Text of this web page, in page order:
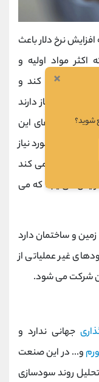
نرخ دلار باعث
اکثر مواد اولیه و
می کند و
ها به ارز نیاز دارند
رفتنهزینه
های این
از کاغذ مورد نیاز
تامین می کند
می یابد که می
و ساختمان دارد
غیر عملیاتی از
شرکت می شود.
جهانی ندارد و
و... در این صنعت
روند سودسازی
×
شوید؟